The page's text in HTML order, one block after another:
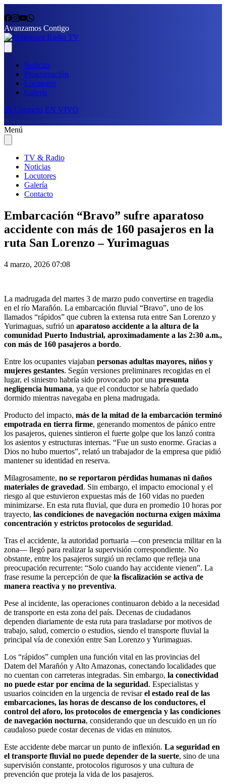
Avanzamos Contigo
Noticias
Programación
Locutores
Galería
📩 Contacto EN VIVO
Menú
TV & Radio
Noticias
Locutores
Galería
Contacto
Embarcación “Bravo” sufre aparatoso
accidente con más de 160 pasajeros en la
ruta San Lorenzo – Yurimaguas
4 marzo, 2026 07:08
La madrugada del martes 3 de marzo pudo convertirse en tragedia
en el río Marañón. La embarcación fluvial “Bravo”, uno de los
llamados “rápidos” que cubren la extensa ruta entre San Lorenzo y
Yurimaguas, sufrió un aparatoso accidente a la altura de la
comunidad Puerto Industrial, aproximadamente a las 2:30 a.m.,
con más de 160 pasajeros a bordo.
Entre los ocupantes viajaban personas adultas mayores, niños y
mujeres gestantes. Según versiones preliminares recogidas en el
lugar, el siniestro habría sido provocado por una presunta
negligencia humana, ya que el conductor se habría quedado
dormido mientras navegaba en plena madrugada.
Producto del impacto, más de la mitad de la embarcación terminó
empotrada en tierra firme, generando momentos de pánico entre
los pasajeros, quienes sintieron el fuerte golpe que los lanzó contra
los asientos y estructuras internas. “Fue un susto enorme. Gracias a
Dios no hubo muertos”, relató un trabajador de la empresa que pidió
mantener su identidad en reserva.
Milagrosamente, no se reportaron pérdidas humanas ni daños
materiales de gravedad. Sin embargo, el impacto emocional y el
riesgo al que estuvieron expuestas más de 160 vidas no pueden
minimizarse. En esta ruta fluvial, que dura en promedio 10 horas por
trayecto, las condiciones de navegación nocturna exigen máxima
concentración y estrictos protocolos de seguridad.
Tras el accidente, la autoridad portuaria —con presencia militar en la
zona— llegó para realizar la supervisión correspondiente. No
obstante, entre los pasajeros surgió un reclamo que refleja una
preocupación recurrente: “Solo cuando hay accidente vienen”. La
frase resume la percepción de que la fiscalización se activa de
manera reactiva y no preventiva.
Pese al incidente, las operaciones continuaron debido a la necesidad
de transporte en esta zona del país. Decenas de ciudadanos
dependen diariamente de esta ruta para trasladarse por motivos de
trabajo, salud, comercio o estudios, siendo el transporte fluvial la
principal vía de conexión entre San Lorenzo y Yurimaguas.
Los “rápidos” cumplen una función vital en las provincias del
Datem del Marañón y Alto Amazonas, conectando localidades que
no cuentan con carreteras integradas. Sin embargo, la conectividad
no puede estar por encima de la seguridad. Especialistas y
usuarios coinciden en la urgencia de revisarel estado real de las
embarcaciones, las horas de descanso de los conductores, el
control del aforo, los protocolos de emergencia y las condiciones
de navegación nocturna, considerando que un descuido en un río
caudaloso puede costar decenas de vidas en minutos.
Este accidente debe marcar un punto de inflexión. La seguridad en
el transporte fluvial no puede depender de la suerte, sino de una
supervisión constante, protocolos rigurosos y una cultura de
prevención que proteja la vida de los pasajeros.